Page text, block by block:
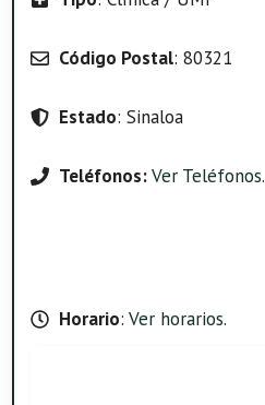
Código Postal: 80321
Estado: Sinaloa
Teléfonos:Ver Teléfonos.
Horario: Ver horarios.